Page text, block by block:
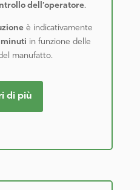
dell’operatore.
è indicativamente
minuti in funzione delle
manufatto.
di più